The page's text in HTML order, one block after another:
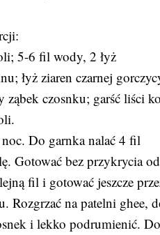
5-6 fil wody, 2 łyż
łyż ziaren czarnej
ząbek czosnku; garść liści
Do garnka nalać 4 fil
Gotować bez przykrycia
fil i gotować jeszcze
Rozgrzać na patelni ghee,
i lekko podrumienić.